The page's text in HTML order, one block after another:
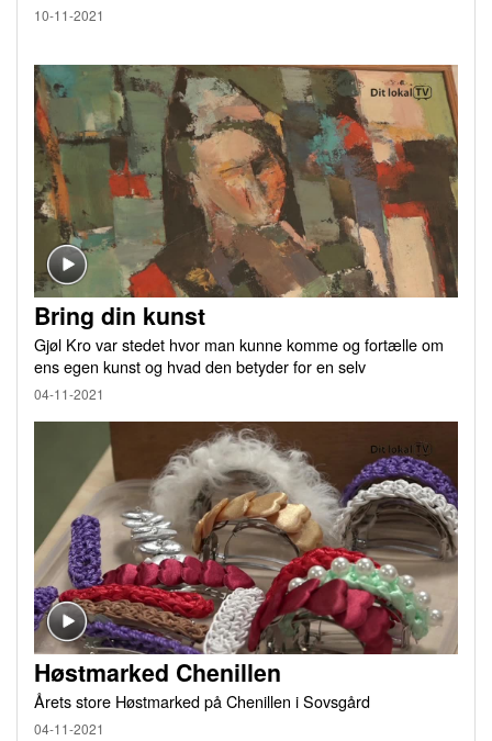
10-11-2021
Bring din kunst
Gjøl Kro var stedet hvor man kunne komme og fortælle om
ens egen kunst og hvad den betyder for en selv
04-11-2021
Høstmarked Chenillen
Årets store Høstmarked på Chenillen i Sovsgård
04-11-2021